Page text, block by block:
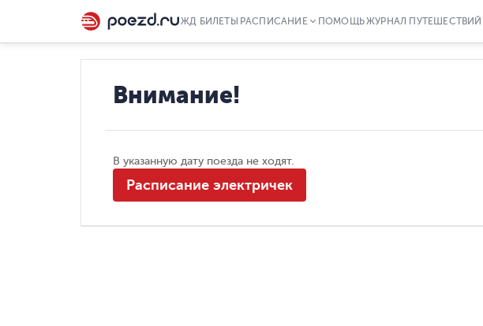
ЖД БИЛЕТЫ РАСПИСАНИЕ ПОМОЩЬЖУРНАЛ ПУТЕШЕСТВИЙ
Внимание!
В указанную дату поезда не ходят.
Расписание электричек